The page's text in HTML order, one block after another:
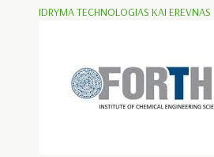
IDRYMA TECHNOLOGIAS KAI EREVNAS